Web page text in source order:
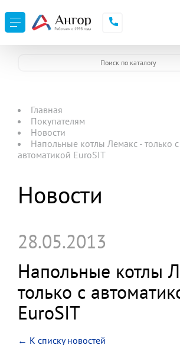
Главная
Покупателям
Новости
Напольные котлы Лемакс - только с
автоматикой EuroSIT
Новости
28.05.2013
Напольные котлы
только с
EuroSIT
← К списку новостей